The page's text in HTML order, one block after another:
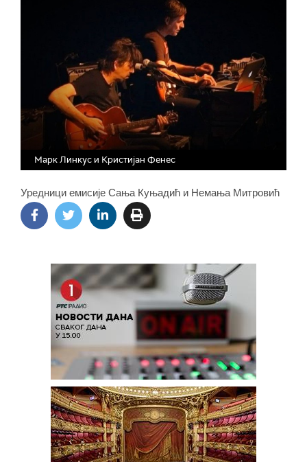
Марк Линкус и Кристијан Фенес
Уредници емисије Сања Куњадић и Немања Митровић